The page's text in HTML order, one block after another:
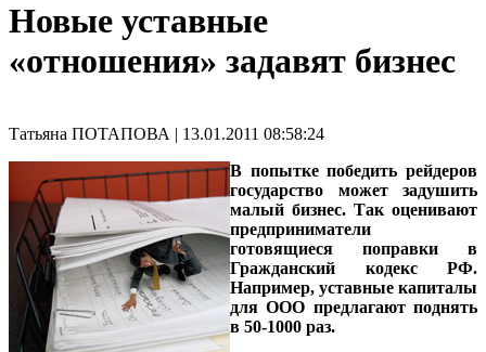
Новые уставные
«отношения» задавят бизнес
Татьяна ПОТАПОВА | 13.01.2011 08:58:24
В попытке победить рейдеров
государство может задушить
малый бизнес. Так оценивают
предприниматели
готовящиеся поправки в
Гражданский кодекс РФ.
Например, уставные капиталы
для ООО предлагают поднять
в 50-1000 раз.